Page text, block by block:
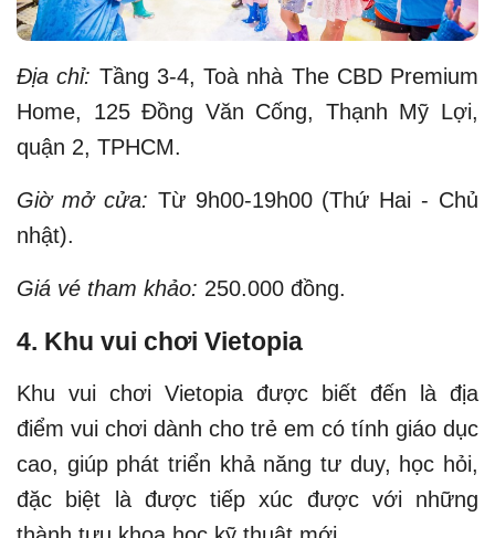
Địa chỉ: Tầng 3-4, Toà nhà The CBD Premium
Home, 125 Đồng Văn Cống, Thạnh Mỹ Lợi,
quận 2, TPHCM.
Giờ mở cửa: Từ 9h00-19h00 (Thứ Hai - Chủ
nhật).
Giá vé tham khảo: 250.000 đồng.
4. Khu vui chơi Vietopia
Khu vui chơi Vietopia được biết đến là địa
điểm vui chơi dành cho trẻ em có tính giáo dục
cao, giúp phát triển khả năng tư duy, học hỏi,
đặc biệt là được tiếp xúc được với những